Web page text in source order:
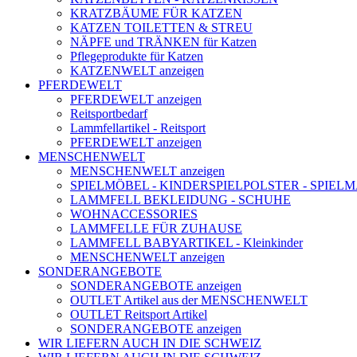
KRATZBÄUME FÜR KATZEN
KATZEN TOILETTEN & STREU
NÄPFE und TRÄNKEN für Katzen
Pflegeprodukte für Katzen
KATZENWELT anzeigen
PFERDEWELT
PFERDEWELT anzeigen
Reitsportbedarf
Lammfellartikel - Reitsport
PFERDEWELT anzeigen
MENSCHENWELT
MENSCHENWELT anzeigen
SPIELMÖBEL - KINDERSPIELPOLSTER -
LAMMFELL BEKLEIDUNG - SCHUHE
WOHNACCESSORIES
LAMMFELLE FÜR ZUHAUSE
LAMMFELL BABYARTIKEL - Kleinkinder
MENSCHENWELT anzeigen
SONDERANGEBOTE
SONDERANGEBOTE anzeigen
OUTLET Artikel aus der MENSCHENWELT
OUTLET Reitsport Artikel
SONDERANGEBOTE anzeigen
WIR LIEFERN AUCH IN DIE SCHWEIZ